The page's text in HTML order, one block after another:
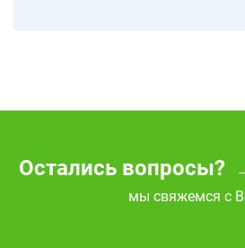
Остались вопросы?
мы свяжемся с